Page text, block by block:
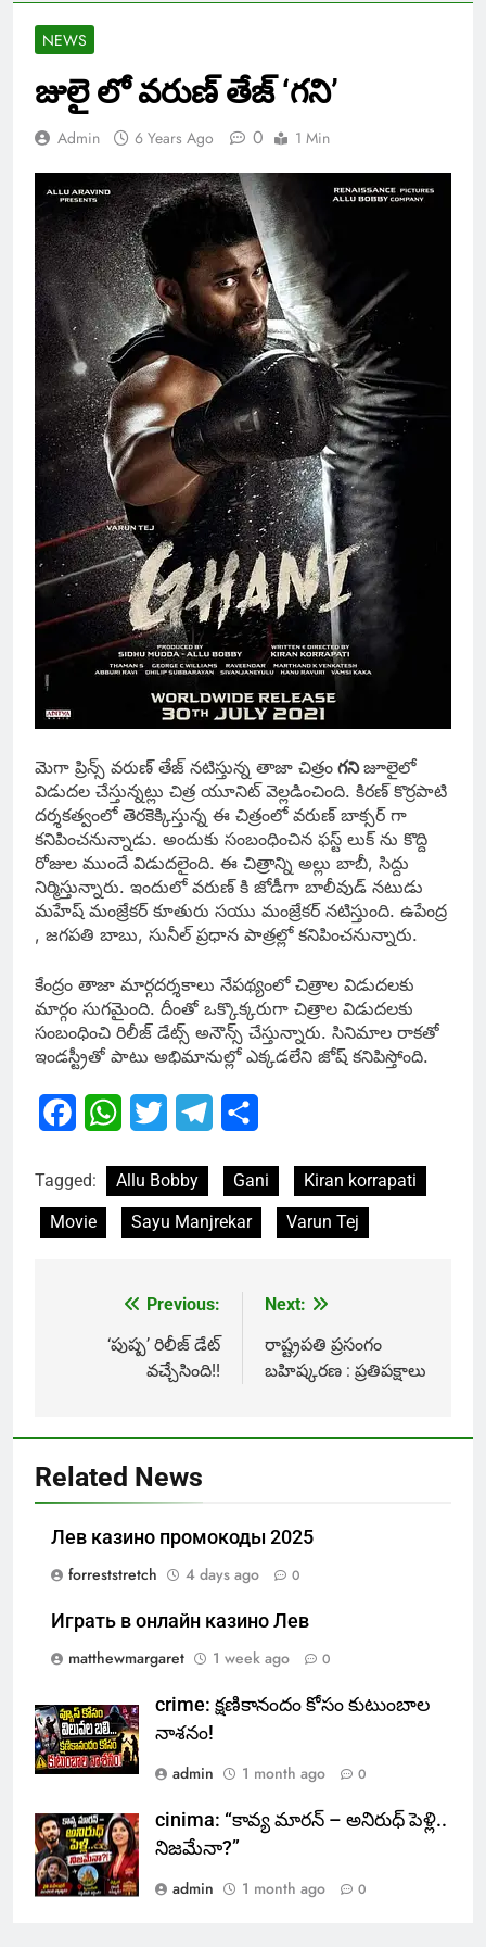
NEWS
జులై లో వరుణ్ తేజ్ ‘గని’
Admin 6 Years Ago 0 1 Min
మెగా ప్రిన్స్ వరుణ్ తేజ్ నటిస్తున్న తాజా చిత్రం గనిజూలైలో
విడుదల చేస్తున్నట్లు చిత్ర యూనిట్ వెల్లడించింది. కిరణ్ కొర్రపాటి
దర్శకత్వంలో తెరకెక్కిస్తున్న ఈ చిత్రంలో వరుణ్ బాక్సర్ గా
కనిపించనున్నాడు. అందుకు సంబంధించిన ఫస్ట్ లుక్ ను కొద్ది
రోజుల ముందే విడుదలైంది. ఈ చిత్రాన్ని అల్లు బాబీ, సిద్దు
నిర్మిస్తున్నారు. ఇందులో వరుణ్ కి జోడీగా బాలీవుడ్ నటుడు
మహేష్ మంజ్రేకర్ కూతురు సయు మంజ్రేకర్ నటిస్తుంది. ఉపేంద్ర
, జగపతి బాబు, సునీల్ ప్రధాన పాత్రల్లో కనిపించనున్నారు.
కేంద్రం తాజా మార్గదర్శకాలు నేపథ్యంలో చిత్రాల విడుదలకు
మార్గం సుగమైంది. దీంతో ఒక్కొక్కరుగా చిత్రాల విడుదలకు
సంబంధించి రిలీజ్ డేట్స్ అనౌన్స్ చేస్తున్నారు. సినిమాల రాకతో
ఇండస్ట్రీతో పాటు అభిమానుల్లో ఎక్కడలేని జోష్ కనిపిస్తోంది.
FacebookWhatsApp
Twitter Telegram
Tagged: Allu Bobby Gani
Kiran korrapati
Movie
Sayu Manjrekar Varun Tej
navigation
Previous:
‘పుష్ప’ రిలీజ్ డేట్
వచ్చేసింది!!
Next:
రాష్ట్రపతి ప్రసంగం
బహిష్కరణ : ప్రతిపక్షాలు
Related News
Лев казино промокоды 2025
forreststretch
4 days ago 0
Играть в онлайн казино Лев
matthewmargaret
1 week ago 0
crime: క్షణికానందం కోసం కుటుంబాల
నాశనం!
admin
1 month ago 0
cinima: “కావ్య మారన్ – అనిరుధ్ పెళ్లి..
నిజమేనా?”
admin
1 month ago 0